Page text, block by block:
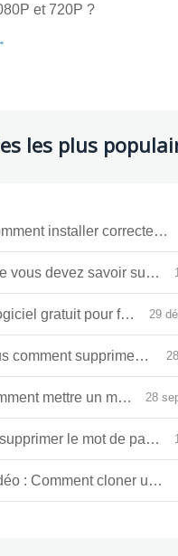
et 720P ?
les plus
installer
vous devez savoir sur la
29
gratuit pour filmer
comment supprimer le
28
le mot de passe
: Comment cloner un